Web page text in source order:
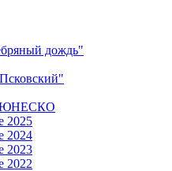
дождь"
ЮНЕСКО
2025
2024
2023
2022